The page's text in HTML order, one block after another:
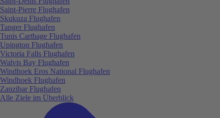
Saint-Pierre Flughafen
Skukuza Flughafen
Tanger Flughafen
Tunis Carthage Flughafen
Upington Flughafen
Victoria Falls Flughafen
Walvis Bay Flughafen
Windhoek Eros National Flughafen
Windhoek Flughafen
Zanzibar Flughafen
Alle Ziele im Überblick